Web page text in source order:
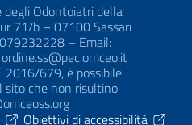
degli Odontoiatri della
71/b – 07100 Sassari
– Email:
2016/679, è possibile
sito che non risultino
Obiettivi di accessibilità